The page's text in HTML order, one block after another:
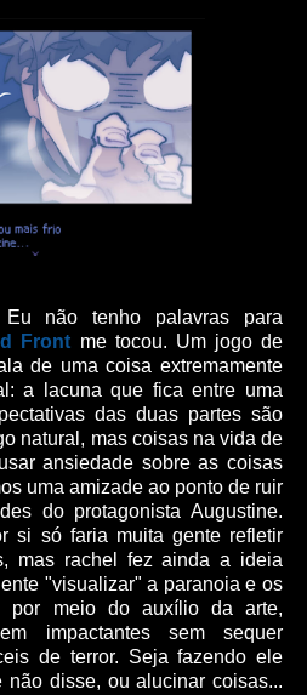
não tenho palavras para
Front me tocou. Um jogo de
de uma coisa extremamente
a lacuna que fica entre uma
das duas partes são
natural, mas coisas na vida de
ansiedade sobre as coisas
uma amizade ao ponto de ruir
do protagonista Augustine.
si só faria muita gente refletir
mas rachel fez ainda a ideia
"visualizar" a paranoia e os
por meio do auxílio da arte,
impactantes sem sequer
de terror. Seja fazendo ele
disse, ou alucinar coisas...